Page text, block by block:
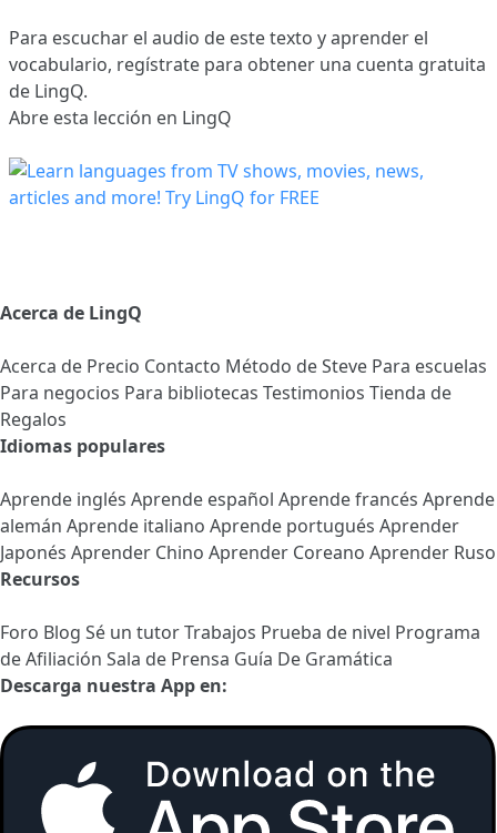
Para escuchar el audio de este texto y aprender el
vocabulario, regístrate para obtener una cuenta gratuita
de LingQ.
Abre esta lección en LingQ
Acerca de LingQ
Acerca de Precio Contacto Método de Steve Para escuelas
Para negocios Para bibliotecas Testimonios Tienda de
Regalos
Idiomas populares
Aprende inglés Aprende español Aprende francés Aprende
alemán Aprende italiano Aprende portugués Aprender
Japonés Aprender Chino Aprender Coreano Aprender Ruso
Recursos
Foro Blog Sé un tutorTrabajos Prueba de nivel Programa
de Afiliación Sala de Prensa Guía De Gramática
Descarga nuestra App en: